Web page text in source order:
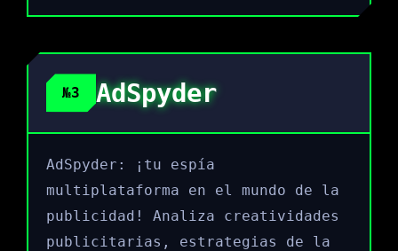
№3 AdSpyder
AdSpyder: ¡tu espía
multiplataforma en el mundo de la
publicidad! Analiza creatividades
publicitarias, estrategias de la